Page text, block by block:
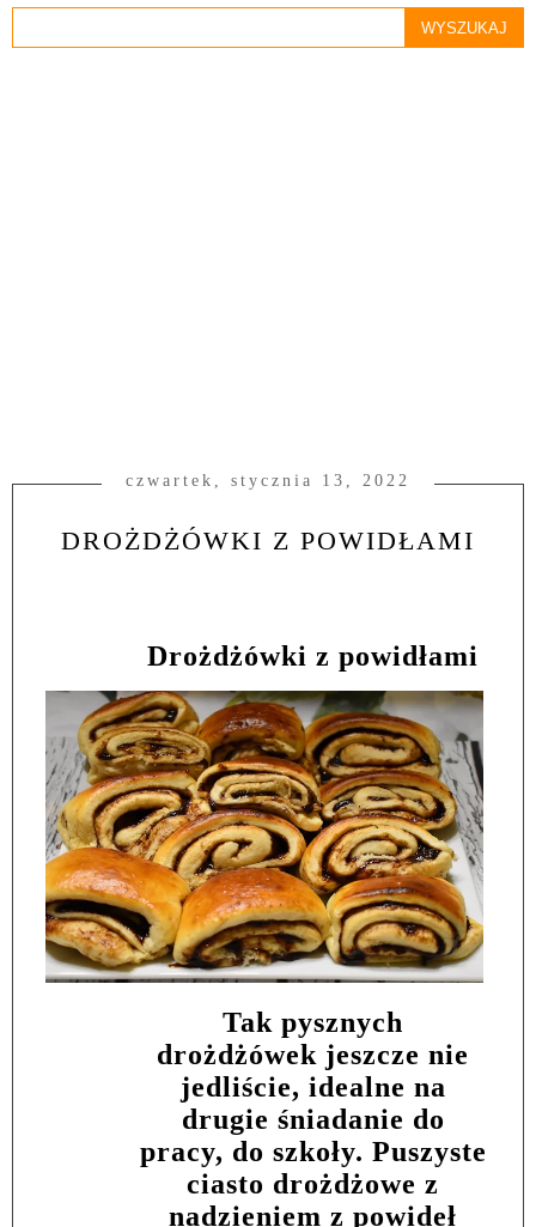
czwartek, stycznia 13, 2022
DROŻDŻÓWKI Z POWIDŁAMI
Drożdżówki z powidłami
Tak pysznych
drożdżówek jeszcze nie
jedliście, idealne na
drugie śniadanie do
pracy, do szkoły. Puszyste
ciasto drożdżowe z
nadzieniem z powideł